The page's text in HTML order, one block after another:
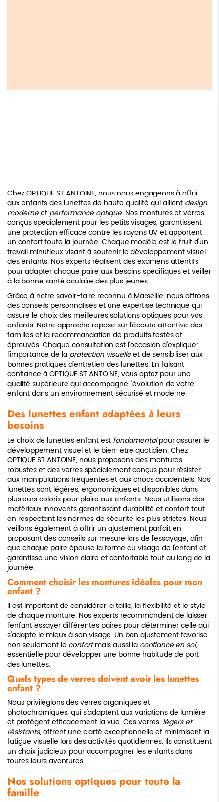
Chez OPTIQUE ST ANTOINE, nous nous engageons à offrir
aux enfants des lunettes de haute qualité qui allient design
moderneetperformance optique. Nos montures et verres,
conçus spécialement pour les petits visages, garantissent
une protection efficace contre les rayons UV et apportent
un confort toute la journée. Chaque modèle est le fruit d'un
travail minutieux visant à soutenir le développement visuel
des enfants. Nos experts réalisent des examens attentifs
pour adapter chaque paire aux besoins spécifiques et veiller
à la bonne santé oculaire des plus jeunes.
Grâce à notre savoir-faire reconnu à Marseille, nous offrons
des conseils personnalisés et une expertise technique qui
assure le choix des meilleures solutions optiques pour vos
enfants. Notre approche repose sur l'écoute attentive des
familles et la recommandation de produits testés et
éprouvés. Chaque consultation est l'occasion d'expliquer
l'importance de laprotection visuelleet de sensibiliser aux
bonnes pratiques d'entretien des lunettes. En faisant
confiance à OPTIQUE ST ANTOINE, vous optez pour une
qualité supérieure qui accompagne l'évolution de votre
enfant dans un environnement sécurisé et moderne.
Des lunettes enfant adaptées à leurs
besoins
Le choix de lunettes enfant est fondamentalpour assurer le
développement visuel et le bien-être quotidien. Chez
OPTIQUE ST ANTOINE, nous proposons des montures
robustes et des verres spécialement conçus pour résister
aux manipulations fréquentes et aux chocs accidentels. Nos
lunettes sont légères, ergonomiques et disponibles dans
plusieurs coloris pour plaire aux enfants. Nous utilisons des
matériaux innovants garantissant durabilité et confort tout
en respectant les normes de sécurité les plus strictes. Nous
veillons également à offrir un ajustement parfait en
proposant des conseils sur mesure lors de l'essayage, afin
que chaque paire épouse la forme du visage de l'enfant et
garantisse une vision claire et confortable tout au long de la
journée.
Comment choisir les montures idéales pour mon
enfant ?
Il est important de considérer la taille, la flexibilité et le style
de chaque monture. Nos experts recommandent de laisser
l'enfant essayer différentes paires pour déterminer celle qui
s'adapte le mieux à son visage. Un bon ajustement favorise
non seulement le confortmais aussi la confiance en soi,
essentielle pour développer une bonne habitude de port
des lunettes.
Quels types de verres doivent avoir les lunettes
enfant ?
Nous privilégions des verres organiques et
photochromiques, qui s'adaptent aux variations de lumière
et protègent efficacement la vue. Ces verres, légers et
résistants, offrent une clarté exceptionnelle et minimisent la
fatigue visuelle lors des activités quotidiennes. Ils constituent
un choix judicieux pour accompagner les enfants dans
toutes leurs aventures.
Nos solutions optiques pour toute la
famille